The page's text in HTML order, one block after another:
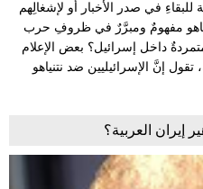
للبقاءِ في صدر الأخبار أو لإشغالِهم
مفهومٌ ومبرَّرٌ في ظروفِ حرب
داخل إسرائيل؟ بعض الإعلام
تقول إنَّ الإسرائيليين ضد نتنياهو
إيران العربية؟